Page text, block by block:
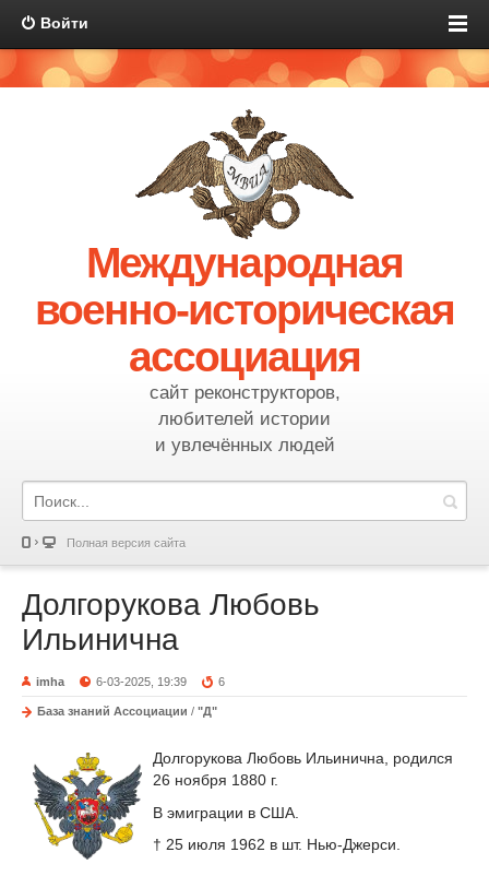
Войти
Международная
военно-историческая
ассоциация
сайт реконструкторов,
любителей истории
и увлечённых людей
Полная версия сайта
Долгорукова Любовь
Ильинична
imha 6-03-2025, 19:39 6
База знаний Ассоциации / "Д"
Долгорукова Любовь Ильинична, родился
26 ноября 1880 г.
В эмиграции в США.
† 25 июля 1962 в шт. Нью-Джерси.